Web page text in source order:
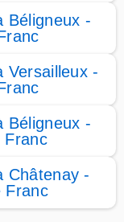
Béligneux -
Versailleux -
Béligneux -
Franc
Châtenay -
Franc